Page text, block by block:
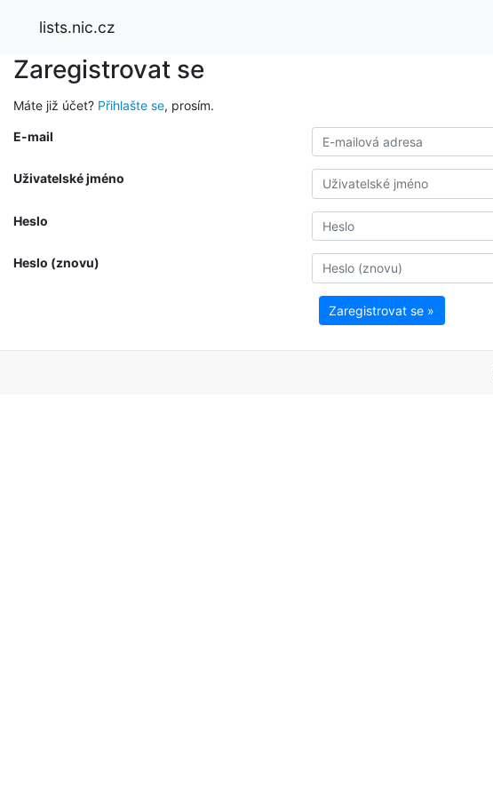
lists.nic.cz
Zaregistrovat se
Máte již účet? Přihlašte se, prosím.
E-mail
Uživatelské jméno
Heslo
Heslo (znovu)
Zaregistrovat se »